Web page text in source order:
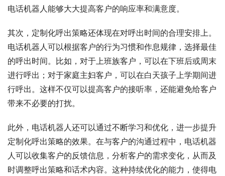
电话机器人能够大大提高客户的响应率和满意度。
其次，定制化呼出策略还体现在对呼出时间的合理安排上。
电话机器人可以根据客户的行为习惯和作息规律，选择最佳
的呼出时间。比如，对于上班族客户，可以在下班后或周末
进行呼出；对于家庭主妇客户，可以在白天孩子上学期间进
行呼出。这样不仅可以提高客户的接听率，还能避免给客户
带来不必要的打扰。
此外，电话机器人还可以通过不断学习和优化，进一步提升
定制化呼出策略的效果。在与客户的沟通过程中，电话机器
人可以收集客户的反馈信息，分析客户的需求变化，从而及
时调整呼出策略和话术内容。这种持续优化的能力，使得电